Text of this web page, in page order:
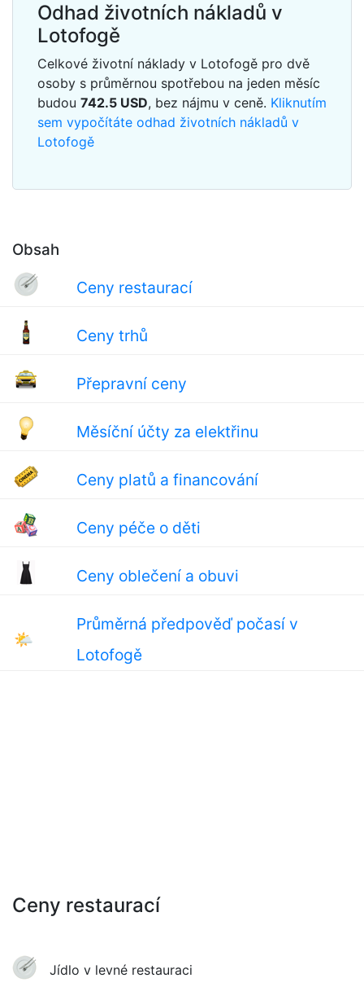
Obsah
Ceny restaurací
Ceny trhů
Přepravní ceny
Měsíční účty za elektřinu
Ceny platů a financování
Ceny péče o děti
Ceny oblečení a obuvi
🌤
Průměrná předpověď počasí v
Lotofogě
Odhad životních nákladů v
Lotofogě
Celkové životní náklady v Lotofogě pro dvě
osoby s průměrnou spotřebou na jeden měsíc
budou 742.5 USD, bez nájmu v ceně. Kliknutím
sem vypočítáte odhad životních nákladů v
Lotofogě
Ceny restaurací
Jídlo v levné restauraci